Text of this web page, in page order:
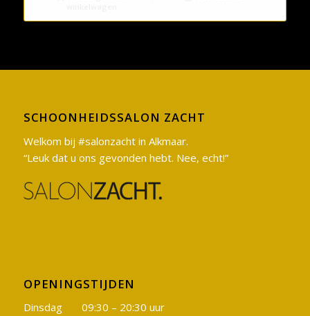
SCHOONHEIDSSALON ZACHT
Welkom bij #salonzacht in Alkmaar.
“Leuk dat u ons gevonden hebt. Nee, echt!”
OPENINGSTIJDEN
Dinsdag 09:30 – 20:30 uur